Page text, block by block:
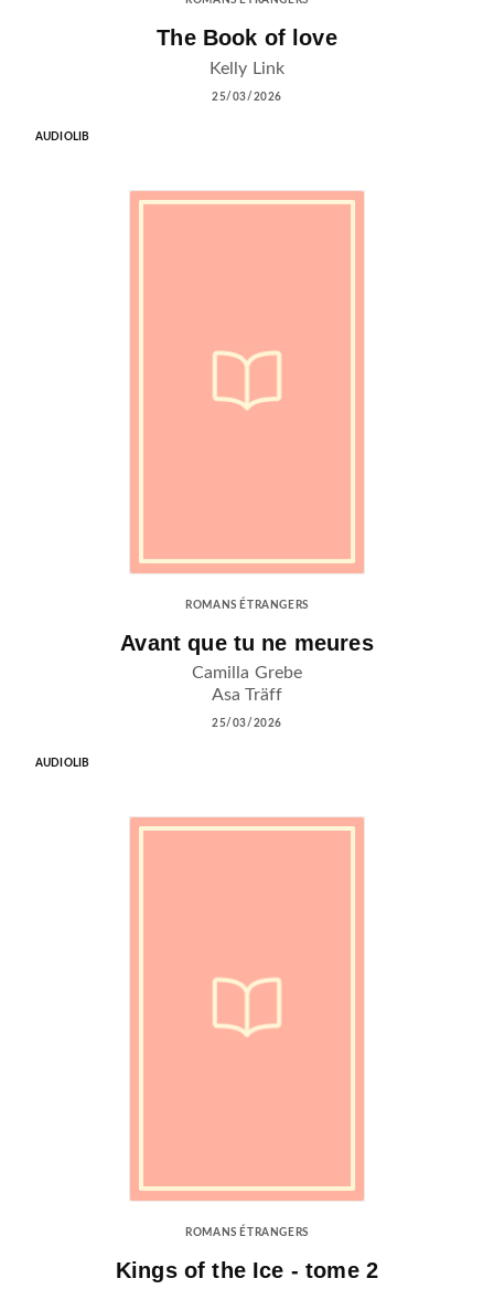
The Book of love
Kelly Link
25/03/2026
AUDIOLIB
ROMANS ÉTRANGERS
Avant que tu ne meures
Camilla Grebe
Asa Träff
25/03/2026
AUDIOLIB
ROMANS ÉTRANGERS
Kings of the Ice - tome 2